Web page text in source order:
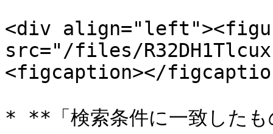
<div
src="/files/
<figcaption></
* **「検索条件に一致した